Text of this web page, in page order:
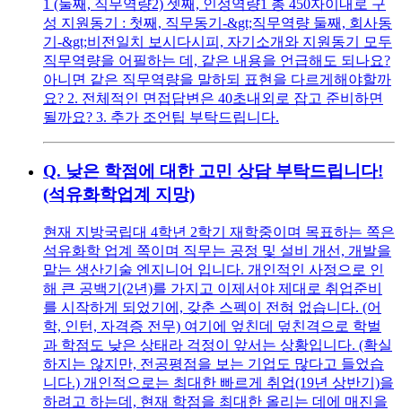
1 (둘째, 직무역량2) 셋째, 인성역량1 총 450자이내로 구
성 지원동기 : 첫째, 직무동기-&gt;직무역량 둘째, 회사동
기-&gt;비전일치 보시다시피, 자기소개와 지원동기 모두
직무역량을 어필하는 데, 같은 내용을 언급해도 되나요?
아니면 같은 직무역량을 말하되 표현을 다르게해야할까
요? 2. 전체적인 면접답변은 40초내외로 잡고 준비하면
될까요? 3. 추가 조언팁 부탁드립니다.
Q. 낮은 학점에 대한 고민 상담 부탁드립니다!
(석유화학업계 지망)
현재 지방국립대 4학년 2학기 재학중이며 목표하는 쪽은
석유화학 업계 쪽이며 직무는 공정 및 설비 개선, 개발을
맡는 생산기술 엔지니어 입니다. 개인적인 사정으로 인
해 큰 공백기(2년)를 가지고 이제서야 제대로 취업준비
를 시작하게 되었기에, 갖춘 스펙이 전혀 없습니다. (어
학, 인턴, 자격증 전무) 여기에 엎친데 덮친격으로 학벌
과 학점도 낮은 상태라 걱정이 앞서는 상황입니다. (확실
하지는 않지만, 전공평점을 보는 기업도 많다고 들었습
니다.) 개인적으로는 최대한 빠르게 취업(19년 상반기)을
하려고 하는데, 현재 학점을 최대한 올리는 데에 매진을